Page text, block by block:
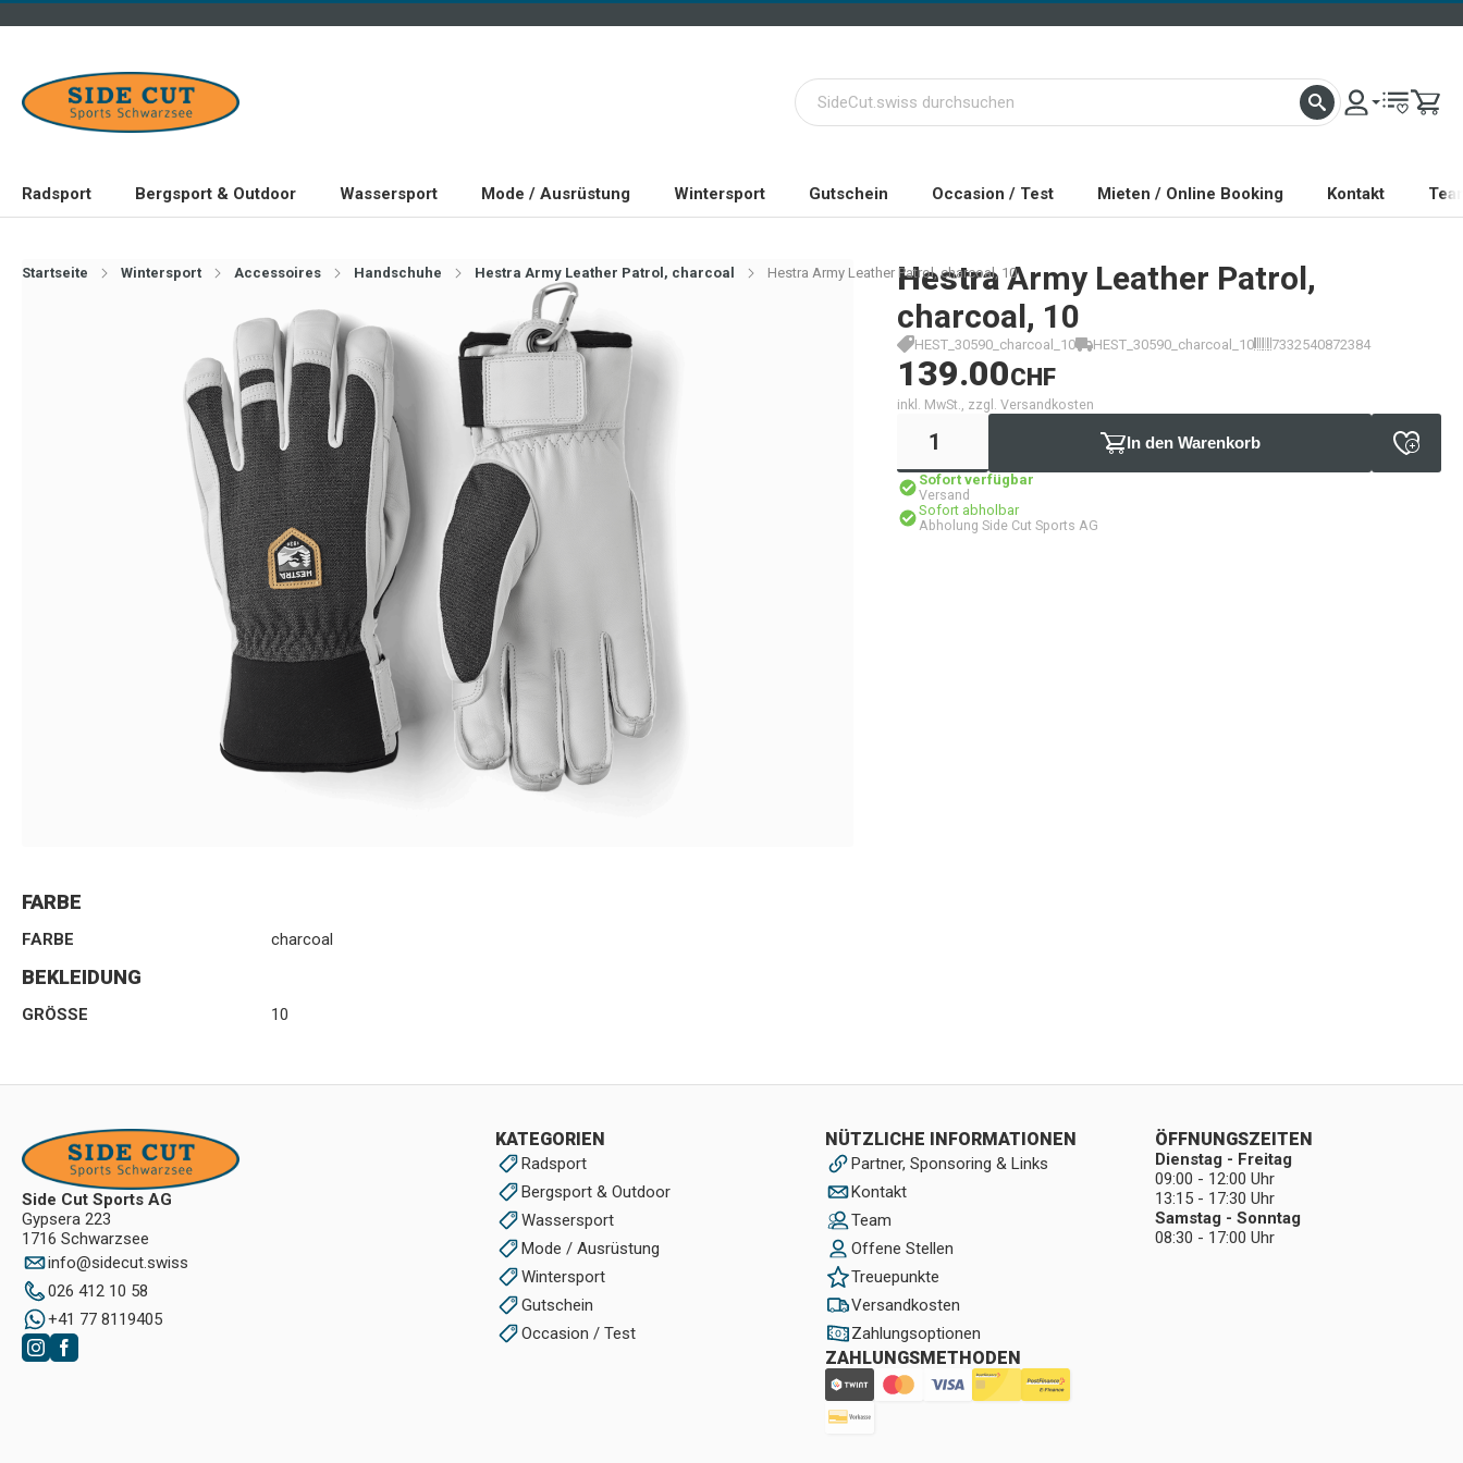
Radsport Bergsport & Outdoor Wassersport Mode / Ausrüstung Wintersport Gutschein Occasion / Test Mieten / Online Booking Kontakt
Startseite Wintersport Accessoires Handschuhe Hestra Army Leather Patrol, charcoal Hestra Army Leather Patrol, charcoal, 10
Hestra Army Leather Patrol,
charcoal, 10
HEST_30590_charcoal_10 HEST_30590_charcoal_10 7332540872384
139.00CHF
inkl. MwSt., zzgl. Versandkosten
In den Warenkorb
Sofort verfügbar
Versand
Sofort abholbar
Abholung Side Cut Sports AG
FARBE
FARBE charcoal
BEKLEIDUNG
GRÖSSE 10
Side Cut Sports AG
Gypsera 223
1716 Schwarzsee
info@sidecut.swiss
026 412 10 58
+41 77 8119405
KATEGORIEN
Radsport
Bergsport & Outdoor
Wassersport
Mode / Ausrüstung
Wintersport
Gutschein
Occasion / Test
NÜTZLICHE INFORMATIONEN
Partner, Sponsoring & Links
Kontakt
Team
Offene Stellen
Treuepunkte
Versandkosten
Zahlungsoptionen
ZAHLUNGSMETHODEN
ÖFFNUNGSZEITEN
Dienstag - Freitag
09:00 - 12:00 Uhr
13:15 - 17:30 Uhr
Samstag - Sonntag
08:30 - 17:00 Uhr